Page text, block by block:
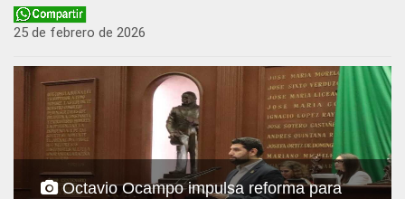
25 de febrero de 2026
Octavio Ocampo impulsa reforma para